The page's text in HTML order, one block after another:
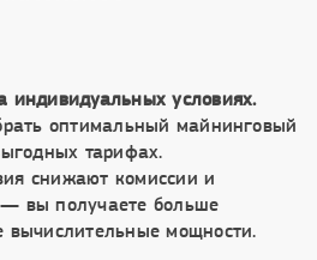
индивидуальных условиях.
оптимальный майнинговый
тарифах.
снижают комиссии и
вы получаете больше
вычислительные мощности.